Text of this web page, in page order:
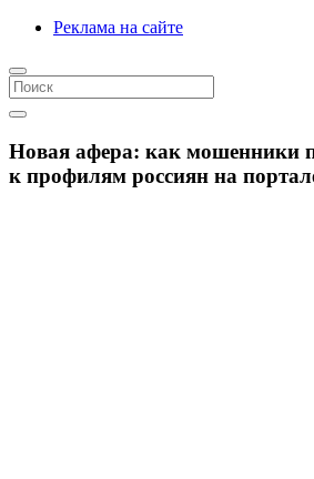
Реклама на сайте
Новая афера: как мошенники
к профилям россиян на